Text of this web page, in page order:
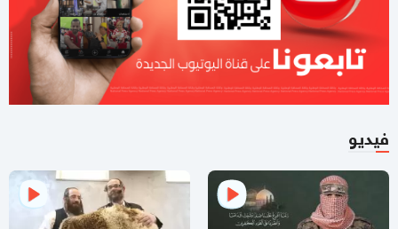
11:12 صباحا
هآرتس تكشف.. نتنياهو يوفد ديرمر إلى واشنطن لتخفيف التوتر مع
الإدارة الأميركية حول غزة
10:21 مساءاً
بفحص حسام أبو صفية
04:35 مساءاً
مصادر صحفية تكشف تفاصيل الرسائل المتبادلة بين "حماس"
وملادينوف
فيديو